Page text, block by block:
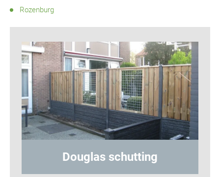
Rozenburg
Hout-